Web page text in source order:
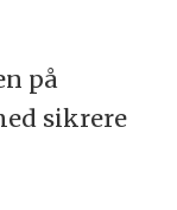
på
sikrere